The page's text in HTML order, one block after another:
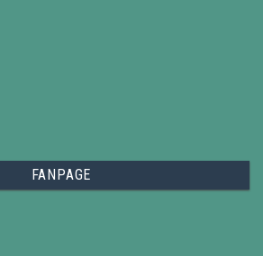
FANPAGE